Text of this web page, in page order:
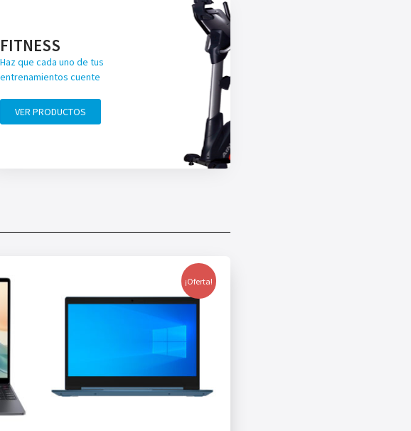
FITNESS
Haz que cada uno de tus
entrenamientos cuente
VER PRODUCTOS
¡Oferta!